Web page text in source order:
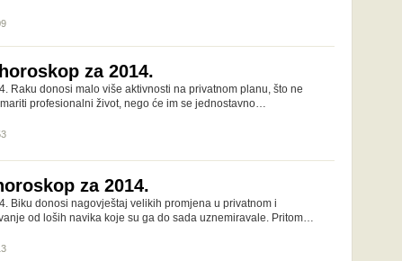
za 2014.
Raku donosi malo više aktivnosti na privatnom planu, što ne
profesionalni život, nego će im se jednostavno…
za 2014.
Biku donosi nagovještaj velikih promjena u privatnom i
od loših navika koje su ga do sada uznemiravale. Pritom…